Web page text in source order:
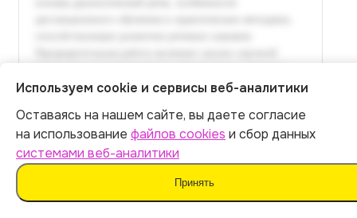
Итог:449р.
Оплатить
Используем cookie и сервисы веб-аналитики
Оставаясь на нашем сайте, вы даете согласие
на использование файлов cookies и сбор данных
системами веб-аналитики
Принять